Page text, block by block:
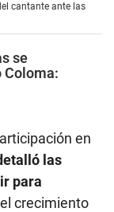
cantante ante las
se
Coloma:
en
las
para
crecimiento